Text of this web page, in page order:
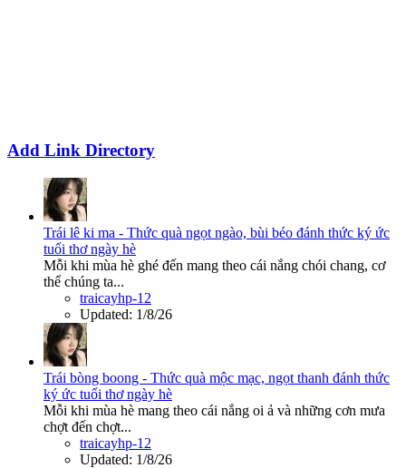
Add Link Directory
Trái lê ki ma - Thức quà ngọt ngào, bùi béo đánh thức ký ức
tuổi thơ ngày hè
Mỗi khi mùa hè ghé đến mang theo cái nắng chói chang, cơ
thể chúng ta...
traicayhp-12
Updated: 1/8/26
Trái bòng boong - Thức quà mộc mạc, ngọt thanh đánh thức
ký ức tuổi thơ ngày hè
Mỗi khi mùa hè mang theo cái nắng oi ả và những cơn mưa
chợt đến chợt...
traicayhp-12
Updated: 1/8/26